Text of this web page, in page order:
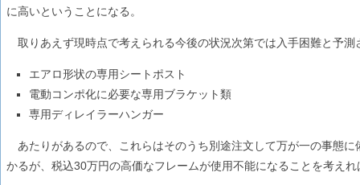
に高いということになる。
取りあえず現時点で考えられる今後の状況次第では入手困難と予測
エアロ形状の専用シートポスト
電動コンポ化に必要な専用ブラケット類
専用ディレイラーハンガー
あたりがあるので、これらはそのうち別途注文して万が一の事態
かるが、税込30万円の高価なフレームが使用不能になることを考え